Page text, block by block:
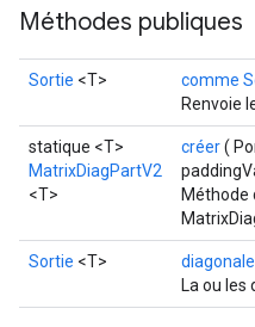
Méthodes publiques
Sortie <T> comme
Renvoie
statique <T>
MatrixDiagPartV2
<T>
créer(
Méthode
Sortie <T> diagonale
La ou les